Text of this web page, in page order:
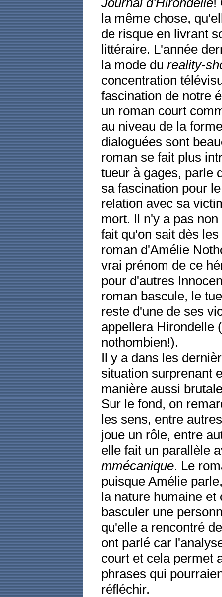
Journal d'Hirondelle!
la même chose,
de risque en livrant
littéraire. L'année
la mode du reality-
concentration
fascination de notre
un roman court
au niveau de la
dialoguées sont
roman se fait plus
tueur à gages, parle
sa fascination pour
relation avec sa
mort. Il n'y a pas
fait qu'on sait dès
roman d'Amélie
vrai prénom de ce
pour d'autres
roman bascule, le
reste d'une de ses
appellera Hirondelle
nothombien!).
Il y a dans les
situation surprenant
manière aussi
Sur le fond, on
les sens, entre
joue un rôle, entre
elle fait un parallèle
mmécanique. Le
puisque Amélie
la nature humaine et
basculer une
qu'elle a rencontré
ont parlé car
court et cela permet
phrases qui
réfléchir.